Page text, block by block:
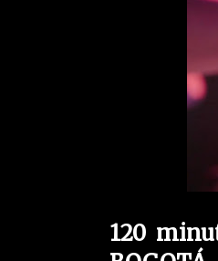
120